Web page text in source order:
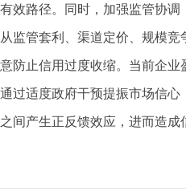
有效路径。同时，加强监管协
从监管套利、渠道定价、规模
意防止信用过度收缩。当前企
通过适度政府干预提振市场信
之间产生正反馈效应，进而造